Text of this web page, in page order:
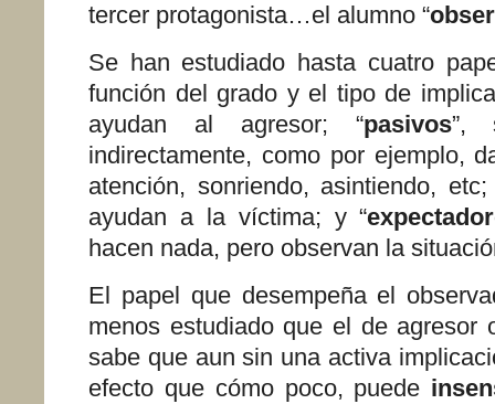
tercer protagonista…el alumno “
Se han estudiado hasta cuatro
función del grado y el tipo de
ayudan al agresor; “pasivos”,
indirectamente, como por ejemplo,
atención, sonriendo, asintiendo, etc;
ayudan a la víctima; y “
hacen nada, pero observan la
El papel que desempeña el
menos estudiado que el de agresor
sabe que aun sin una activa
efecto que cómo poco, puede